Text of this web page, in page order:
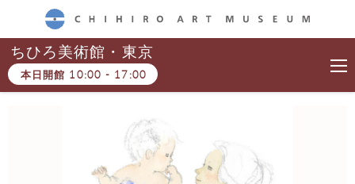
CHIHIRO ART MUSEUM
ちひろ美術館・東京
本日開館 10:00 - 17:00